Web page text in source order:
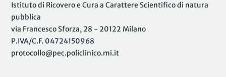
Istituto di Ricovero e Cura a Carattere Scientifico di natura
pubblica
via Francesco Sforza, 28 - 20122 Milano
P.IVA/C.F. 04724150968
protocollo@pec.policlinico.mi.it